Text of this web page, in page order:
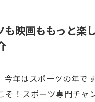
も映画ももっと楽
今年はスポーツの年
そ！スポーツ専門チ